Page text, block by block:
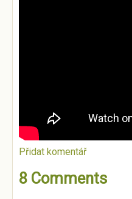
Přidat komentář
8 Comments